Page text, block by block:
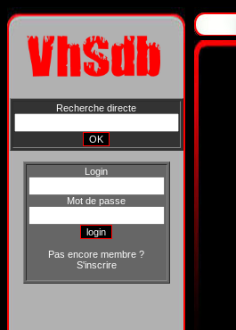
Recherche directe
Login
Mot de passe
Pas encore membre ?
S'inscrire